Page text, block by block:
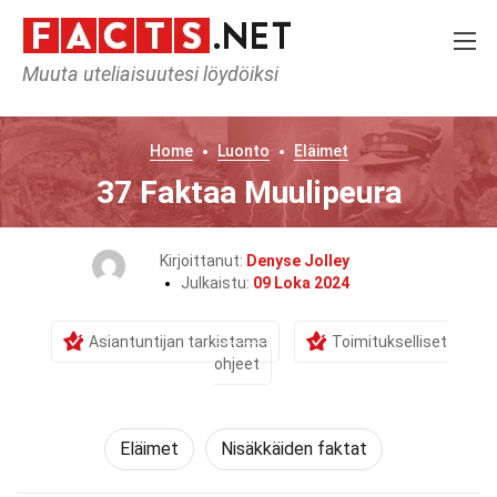
Muuta uteliaisuutesi löydöiksi
Home Luonto Eläimet
37 Faktaa Muulipeura
Kirjoittanut: Denyse Jolley
Julkaistu: 09 Loka 2024
Asiantuntijan tarkistama
Toimitukselliset
ohjeet
Eläimet Nisäkkäiden faktat